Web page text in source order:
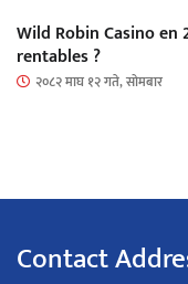
Wild Robin Casino
rentables ?
२०८२ माघ १२ गते, सोमबार
Contact